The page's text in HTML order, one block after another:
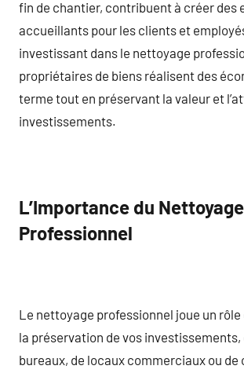
fin de chantier, contribuent à créer des
accueillants pour les clients et
investissant dans le nettoyage
propriétaires de biens réalisent des
terme tout en préservant la valeur et
investissements.
L’Importance du Nettoyage
Professionnel
Le nettoyage professionnel joue un
la préservation de vos investissements,
bureaux, de locaux commerciaux ou